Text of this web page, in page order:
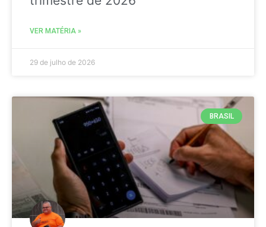
VER MATÉRIA »
29 de julho de 2026
BRASIL